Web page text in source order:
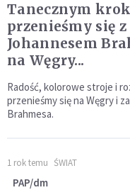
Tanecznym
przenieśmy się z
Johannesem
na Węgry...
Radość, kolorowe stroje i
przenieśmy się na Węgry i
Brahmesa.
1 rok temu ŚWIAT
PAP/dm